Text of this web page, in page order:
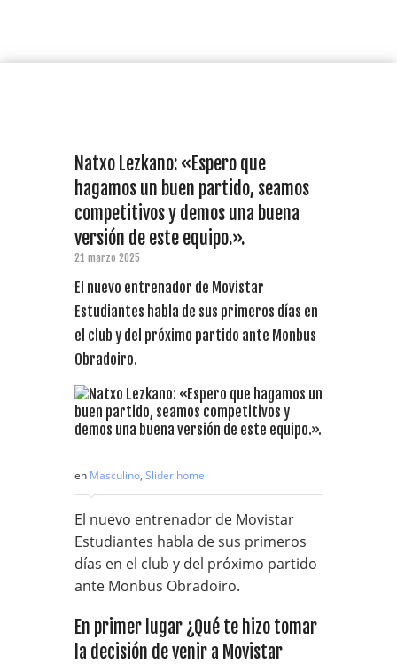
Natxo Lezkano: «Espero que
hagamos un buen partido, seamos
competitivos y demos una buena
versión de este equipo.».
21 marzo 2025
El nuevo entrenador de Movistar
Estudiantes habla de sus primeros días en
el club y del próximo partido ante Monbus
Obradoiro.
en Masculino, Slider home
El nuevo entrenador de Movistar
Estudiantes habla de sus primeros
días en el club y del próximo partido
ante Monbus Obradoiro.
En primer lugar ¿Qué te hizo tomar
la decisión de venir a Movistar